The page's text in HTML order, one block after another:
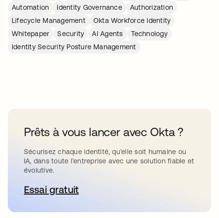
Automation
Identity Governance
Authorization
Lifecycle Management
Okta Workforce Identity
Whitepaper
Security AI Agents
Technology
Identity Security Posture Management
Prêts à vous lancer avec Okta ?
Sécurisez chaque identité, qu’elle soit humaine ou
IA, dans toute l’entreprise avec une solution fiable et
évolutive.
Essai gratuits’ouvre dans un nouvel onglet